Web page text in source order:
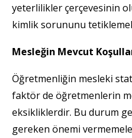
yeterlilikler çerçevesinin
kimlik sorununu
Mesleğin Mevcut
Öğretmenliğin mesleki
faktör de öğretmenlerin
eksikliklerdir. Bu durum
gereken önemi